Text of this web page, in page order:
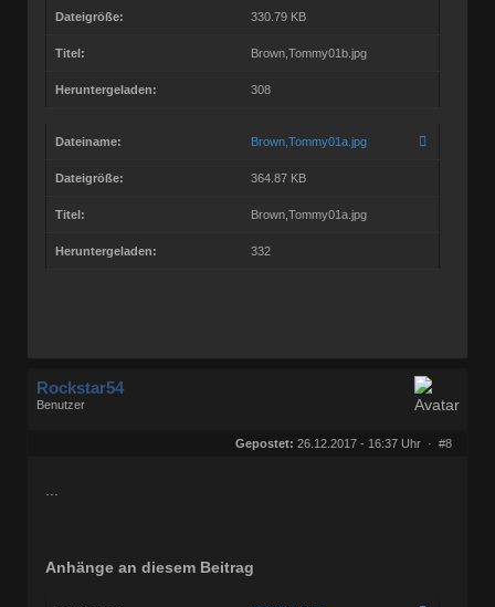
Dateigröße: 330.79 KB
Titel: Brown,Tommy01b.jpg
Heruntergeladen: 308
Dateiname: Brown,Tommy01a.jpg
Dateigröße: 364.87 KB
Titel: Brown,Tommy01a.jpg
Heruntergeladen: 332
Rockstar54
Benutzer
Gepostet: 26.12.2017 - 16:37 Uhr · #8
Anhänge an diesem Beitrag